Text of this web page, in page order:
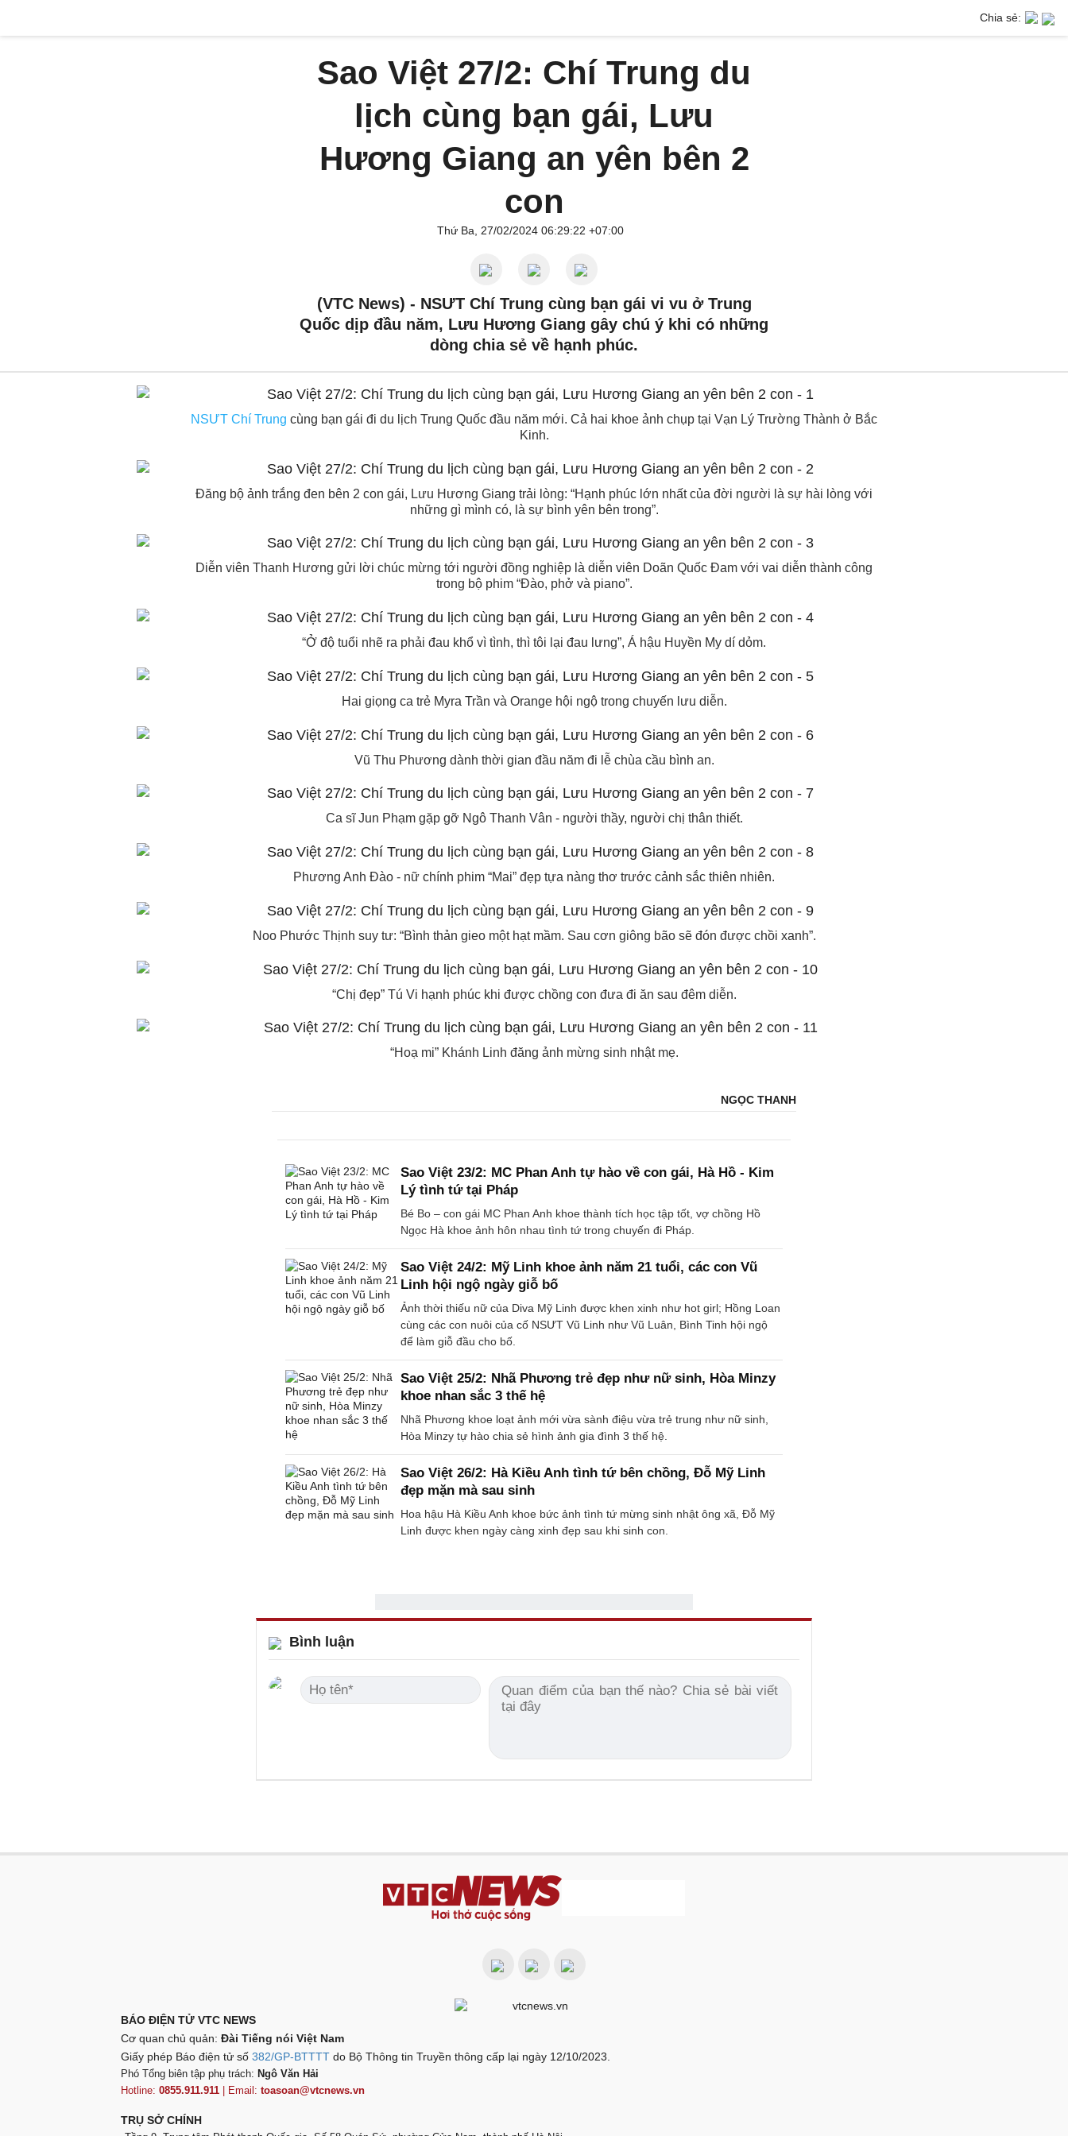
Chia sẻ:
Sao Việt 27/2: Chí Trung du
lịch cùng bạn gái, Lưu
Hương Giang an yên bên 2
con
Thứ Ba, 27/02/2024 06:29:22 +07:00
(VTC News) - NSƯT Chí Trung cùng bạn gái vi vu ở Trung
Quốc dịp đầu năm, Lưu Hương Giang gây chú ý khi có những
dòng chia sẻ về hạnh phúc.
NSƯT Chí Trung cùng bạn gái đi du lịch Trung Quốc đầu năm mới. Cả hai khoe ảnh chụp tại Vạn Lý Trường Thành ở Bắc
Kinh.
Đăng bộ ảnh trắng đen bên 2 con gái, Lưu Hương Giang trải lòng: “Hạnh phúc lớn nhất của đời người là sự hài lòng với
những gì mình có, là sự bình yên bên trong”.
Diễn viên Thanh Hương gửi lời chúc mừng tới người đồng nghiệp là diễn viên Doãn Quốc Đam với vai diễn thành công
trong bộ phim “Đào, phở và piano”.
“Ở độ tuổi nhẽ ra phải đau khổ vì tình, thì tôi lại đau lưng”, Á hậu Huyền My dí dỏm.
Hai giọng ca trẻ Myra Trần và Orange hội ngộ trong chuyến lưu diễn.
Vũ Thu Phương dành thời gian đầu năm đi lễ chùa cầu bình an.
Ca sĩ Jun Phạm gặp gỡ Ngô Thanh Vân - người thầy, người chị thân thiết.
Phương Anh Đào - nữ chính phim “Mai” đẹp tựa nàng thơ trước cảnh sắc thiên nhiên.
Noo Phước Thịnh suy tư: “Bình thản gieo một hạt mầm. Sau cơn giông bão sẽ đón được chồi xanh”.
“Chị đẹp” Tú Vi hạnh phúc khi được chồng con đưa đi ăn sau đêm diễn.
“Hoạ mi” Khánh Linh đăng ảnh mừng sinh nhật mẹ.
NGỌC THANH
Sao Việt 23/2: MC Phan Anh tự hào về con gái, Hà Hồ - Kim
Lý tình tứ tại Pháp
Bé Bo – con gái MC Phan Anh khoe thành tích học tập tốt, vợ chồng Hồ
Ngọc Hà khoe ảnh hôn nhau tình tứ trong chuyến đi Pháp.
Sao Việt 24/2: Mỹ Linh khoe ảnh năm 21 tuổi, các con Vũ
Linh hội ngộ ngày giỗ bố
Ảnh thời thiếu nữ của Diva Mỹ Linh được khen xinh như hot girl; Hồng Loan
cùng các con nuôi của cố NSƯT Vũ Linh như Vũ Luân, Bình Tinh hội ngộ
để làm giỗ đầu cho bố.
Sao Việt 25/2: Nhã Phương trẻ đẹp như nữ sinh, Hòa Minzy
khoe nhan sắc 3 thế hệ
Nhã Phương khoe loạt ảnh mới vừa sành điệu vừa trẻ trung như nữ sinh,
Hòa Minzy tự hào chia sẻ hình ảnh gia đình 3 thế hệ.
Sao Việt 26/2: Hà Kiều Anh tình tứ bên chồng, Đỗ Mỹ Linh
đẹp mặn mà sau sinh
Hoa hậu Hà Kiều Anh khoe bức ảnh tình tứ mừng sinh nhật ông xã, Đỗ Mỹ
Linh được khen ngày càng xinh đẹp sau khi sinh con.
Bình luận
BÁO ĐIỆN TỬ VTC NEWS
Cơ quan chủ quản: Đài Tiếng nói Việt Nam
Giấy phép Báo điện tử số 382/GP-BTTTT do Bộ Thông tin Truyền thông cấp lại ngày 12/10/2023.
Phó Tổng biên tập phụ trách: Ngô Văn Hải
Hotline: 0855.911.911 | Email: toasoan@vtcnews.vn
TRỤ SỞ CHÍNH